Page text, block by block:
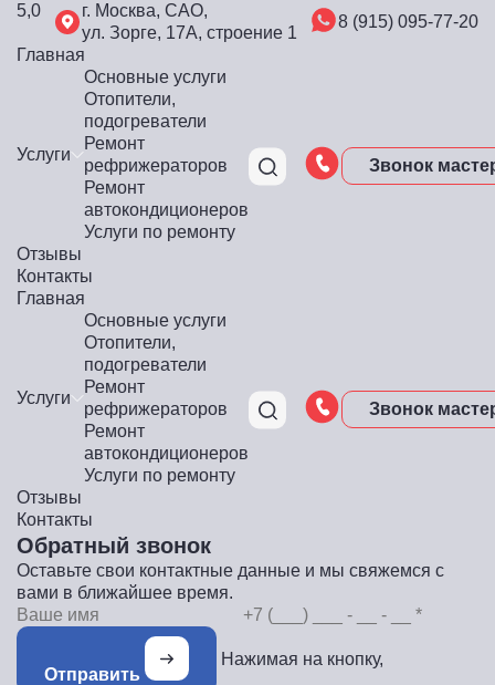
5,0
г. Москва, САО,
ул. Зорге, 17А, строение 1
8 (915) 095-77-20
Главная
Услуги
Основные услуги
Отопители,
подогреватели
Ремонт
рефрижераторов
Ремонт
автокондиционеров
Услуги по ремонту
Отзывы
Контакты
Звонок
Главная
Услуги
Основные услуги
Отопители,
подогреватели
Ремонт
рефрижераторов
Ремонт
автокондиционеров
Услуги по ремонту
Отзывы
Контакты
Звонок
Обратный звонок
Оставьте свои контактные данные и мы свяжемся с
вами в ближайшее время.
Отправить
Нажимая на кнопку,